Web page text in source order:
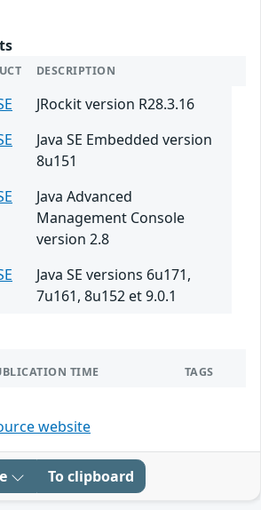
DESCRIPTION
JRockit version R28.3.16
Java SE Embedded version
8u151
Java Advanced
Management Console
version 2.8
Java SE versions 6u171,
7u161, 8u152 et 9.0.1
TIME TAGS
website
To clipboard